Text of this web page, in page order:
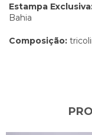
Estampa
Bahia
Composição: